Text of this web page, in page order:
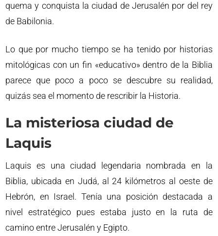
quema y conquista la ciudad de Jerusalén por del rey
de Babilonia.
Lo que por mucho tiempo se ha tenido por historias
mitológicas con un fin «educativo» dentro de la Biblia
parece que poco a poco se descubre su realidad,
quizás sea el momento de rescribir la Historia.
La misteriosa ciudad de
Laquis
Laquis es una ciudad legendaria nombrada en la
Biblia, ubicada en Judá, al 24 kilómetros al oeste de
Hebrón, en Israel. Tenía una posición destacada a
nivel estratégico pues estaba justo en la ruta de
camino entre Jerusalén y Egipto.